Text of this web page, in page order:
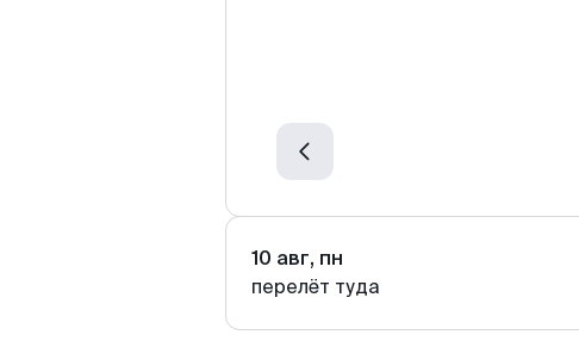
10 авг, пн
перелёт туда